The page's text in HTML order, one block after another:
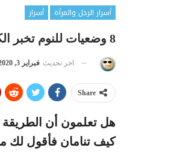
أسرار الرجل والمرأة
أسرار
8 وضعيات للنوم تخبر الكثير عن طبيعة العلاقة بينكما
اخر تحديث فبراير 3, 2020
Share
هل تعلمون أن الطريقة
كيف تنامان فأقول لك